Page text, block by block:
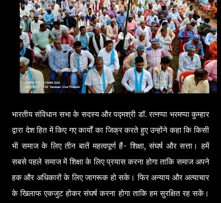
भारतीय संविधान सभा के सदस्य और पद्मश्री डॉ. रत्नप्पा भरमप्पा कुम्हार
द्वारा देश हित में किए गए कार्यों का जिक्र करते हुए उन्होंने कहा कि किसी
भी समाज के लिए तीन बातें महत्वपूर्ण हैं- शिक्षा, संघर्ष और सत्ता। हमें
सबसे पहले समाज में शिक्षा के लिए प्रयास करना होगा ताकि समाज अपने
हक और अधिकारों के लिए जागरूक हो सके। फिर अन्याय और अत्याचार
के खिलाफ एकजुट होकर संघर्ष करना होगा ताकि हम सुरक्षित रह सकें।